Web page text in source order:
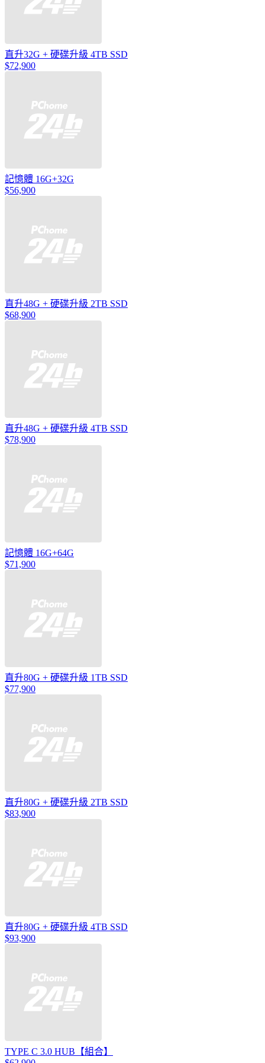
直升32G + 硬碟升級 4TB SSD
$72,900
記憶體 16G+32G
$56,900
直升48G + 硬碟升級 2TB SSD
$68,900
直升48G + 硬碟升級 4TB SSD
$78,900
記憶體 16G+64G
$71,900
直升80G + 硬碟升級 1TB SSD
$77,900
直升80G + 硬碟升級 2TB SSD
$83,900
直升80G + 硬碟升級 4TB SSD
$93,900
TYPE C 3.0 HUB【組合】